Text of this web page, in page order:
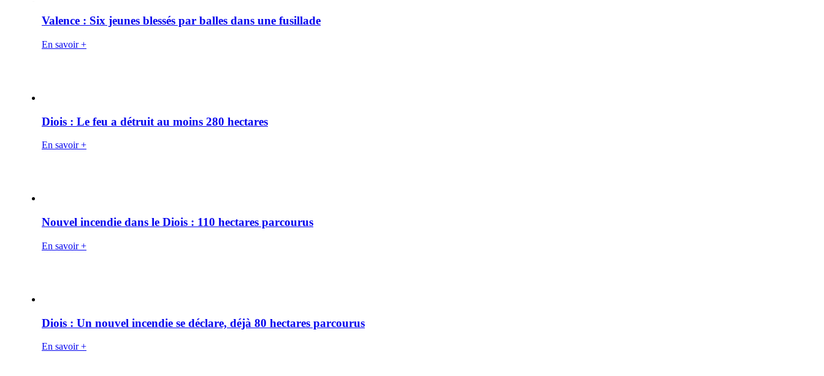
Valence : Six jeunes blessés par balles dans une fusillade
En savoir +
Diois : Le feu a détruit au moins 280 hectares
En savoir +
Nouvel incendie dans le Diois : 110 hectares parcourus
En savoir +
Diois : Un nouvel incendie se déclare, déjà 80 hectares parcourus
En savoir +